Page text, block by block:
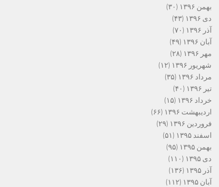
بهمن ۱۳۹۶
(۳۰)
دی ۱۳۹۶
(۴۳)
آذر ۱۳۹۶
(۷۰)
آبان ۱۳۹۶
(۴۹)
مهر ۱۳۹۶
(۲۸)
شهریور ۱۳۹۶
(۱۲)
مرداد ۱۳۹۶
(۳۵)
تیر ۱۳۹۶
(۴۰)
خرداد ۱۳۹۶
(۱۵)
اردیبهشت ۱۳۹۶
(۶۶)
فروردین ۱۳۹۶
(۲۹)
اسفند ۱۳۹۵
(۵۱)
بهمن ۱۳۹۵
(۹۵)
دی ۱۳۹۵
(۱۱۰)
آذر ۱۳۹۵
(۱۳۶)
آبان ۱۳۹۵
(۱۱۲)